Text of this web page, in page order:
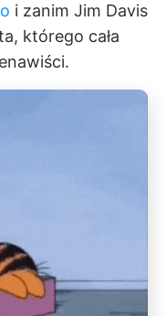
i zanim Jim Davis
którego cała